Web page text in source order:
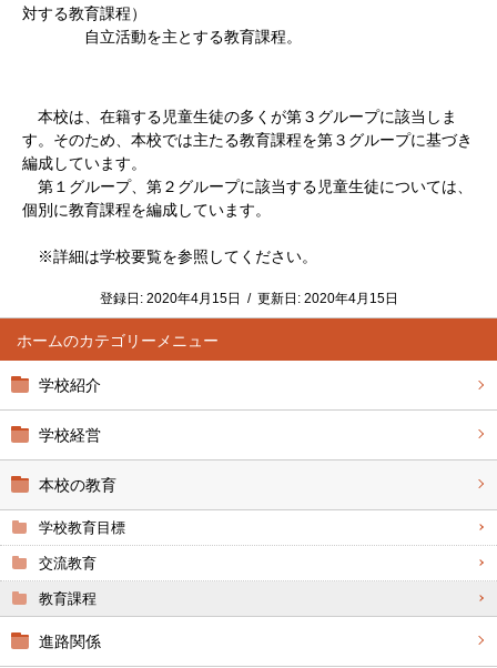
ホーム
学校紹介
学校経営
本校の教育
学校教育目標
交流教育
教育課程
進路関係
対する教育課程）
自立活動を主とする教育課程。
本校は、在籍する児童生徒の多くが第３グループに該当しま
す。そのため、本校では主たる教育課程を第３グループに基づき
編成しています。
第１グループ、第２グループに該当する児童生徒については、
個別に教育課程を編成しています。
※詳細は学校要覧を参照してください。
登録日: 2020年4月15日 / 更新日: 2020年4月15日